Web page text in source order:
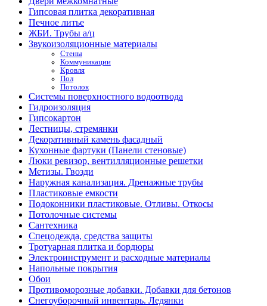
Гипсовая плитка декоративная
Печное литье
ЖБИ. Трубы а/ц
Звукоизоляционные материалы
Стены
Коммуникации
Кровля
Пол
Потолок
Системы поверхностного водоотвода
Гидроизоляция
Гипсокартон
Лестницы, стремянки
Декоративный камень фасадный
Кухонные фартуки (Панели стеновые)
Люки ревизор, вентилляционные решетки
Метизы. Гвозди
Наружная канализация. Дренажные трубы
Пластиковые емкости
Подоконники пластиковые. Отливы. Откосы
Потолочные системы
Сантехника
Спецодежда, средства защиты
Тротуарная плитка и бордюры
Электроинструмент и расходные материалы
Напольные покрытия
Обои
Противоморозные добавки. Добавки для бетонов
Снегоуборочный инвентарь. Ледянки